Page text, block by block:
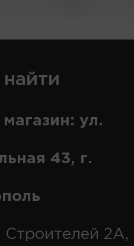
найти
ул.
43, г.
Строителей 2А,